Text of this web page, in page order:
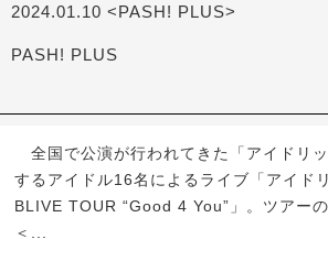
2024.01.10 <PASH! PLUS>
PASH! PLUS
全国で公演が行われてきた「アイドリ
するアイドル16名によるライブ「アイド
BLIVE TOUR “Good 4 You”」。ツアー
＜...